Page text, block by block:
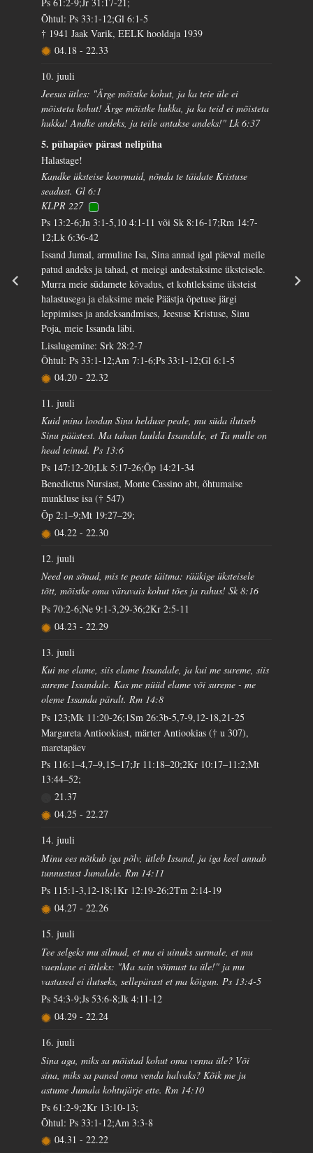
Ps 61:2-9;Jr 31:17-21;
Õhtul: Ps 33:1-12;Gl 6:1-5
† 1941 Jaak Varik, EELK hooldaja 1939
04.18 - 22.33
10. juuli
Jeesus ütles: "Ärge mõistke kohut, ja ka teie üle ei
mõisteta kohut! Ärge mõistke hukka, ja ka teid ei mõisteta
hukka! Andke andeks, ja teile antakse andeks!" Lk 6:37
5. pühapäev pärast nelipüha
Halastage!
Kandke üksteise koormaid, nõnda te täidate Kristuse
seadust. Gl 6:1
KLPR 227
Ps 13:2-6;Jn 3:1-5,10 4:1-11 või Sk 8:16-17;Rm 14:7-
12;Lk 6:36-42
Issand Jumal, armuline Isa, Sina annad igal päeval meile
patud andeks ja tahad, et meiegi andestaksime üksteisele.
Murra meie südamete kõvadus, et kohtleksime üksteist
halastusega ja elaksime meie Päästja õpetuse järgi
leppimises ja andeksandmises, Jeesuse Kristuse, Sinu
Poja, meie Issanda läbi.
Lisalugemine: Srk 28:2-7
Õhtul: Ps 33:1-12;Am 7:1-6;Ps 33:1-12;Gl 6:1-5
04.20 - 22.32
11. juuli
Kuid mina loodan Sinu helduse peale, mu süda ilutseb
Sinu päästest. Ma tahan laulda Issandale, et Ta mulle on
head teinud. Ps 13:6
Ps 147:12-20;Lk 5:17-26;Õp 14:21-34
Benedictus Nursiast, Monte Cassino abt, õhtumaise
munkluse isa († 547)
Õp 2:1–9;Mt 19:27–29;
04.22 - 22.30
12. juuli
Need on sõnad, mis te peate täitma: rääkige üksteisele
tõtt, mõistke oma väravais kohut tões ja rahus! Sk 8:16
Ps 70:2-6;Ne 9:1-3,29-36;2Kr 2:5-11
04.23 - 22.29
13. juuli
Kui me elame, siis elame Issandale, ja kui me sureme, siis
sureme Issandale. Kas me nüüd elame või sureme - me
oleme Issanda päralt. Rm 14:8
Ps 123;Mk 11:20-26;1Sm 26:3b-5,7-9,12-18,21-25
Margareta Antiookiast, märter Antiookias († u 307),
maretapäev
Ps 116:1–4,7–9,15–17;Jr 11:18–20;2Kr 10:17–11:2;Mt
13:44–52;
21.37
04.25 - 22.27
14. juuli
Minu ees nõtkub iga põlv, ütleb Issand, ja iga keel annab
tunnustust Jumalale. Rm 14:11
Ps 115:1-3,12-18;1Kr 12:19-26;2Tm 2:14-19
04.27 - 22.26
15. juuli
Tee selgeks mu silmad, et ma ei uinuks surmale, et mu
vaenlane ei ütleks: "Ma sain võimust ta üle!" ja mu
vastased ei ilutseks, sellepärast et ma kõigun. Ps 13:4-5
Ps 54:3-9;Js 53:6-8;Jk 4:11-12
04.29 - 22.24
16. juuli
Sina aga, miks sa mõistad kohut oma venna üle? Või
sina, miks sa paned oma venda halvaks? Kõik me ju
astume Jumala kohtujärje ette. Rm 14:10
Ps 61:2-9;2Kr 13:10-13;
Õhtul: Ps 33:1-12;Am 3:3-8
04.31 - 22.22